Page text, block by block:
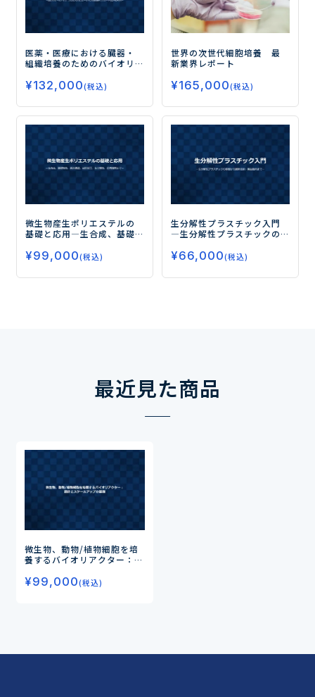
医薬・医療における臓器・
組織培養のためのバイオリ
アップ ー設計/スケールアッ
プ、プロセスシミュレー
ションのExcelテンプレート
(CD-ROM)付ー
¥132,000(税込)
世界の次世代細胞培養 最
新業界レポート
¥165,000(税込)
微生物産生ポリエステルの
基礎と応用―生合成、基礎
工、生分解性、応用展開ま
¥99,000(税込)
生分解性プラスチック入門
―生分解性プラスチックの
向まで―
¥66,000(税込)
最近見た商品
微生物、動物/植物細胞を培
養するバイオリアクター：設
¥99,000(税込)